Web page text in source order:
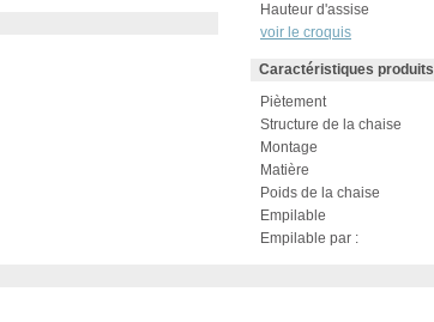
Hauteur d'assise
voir le croquis
Caractéristiques produits
Piètement
Structure de la chaise
Montage
Matière
Poids de la chaise
Empilable
Empilable par :